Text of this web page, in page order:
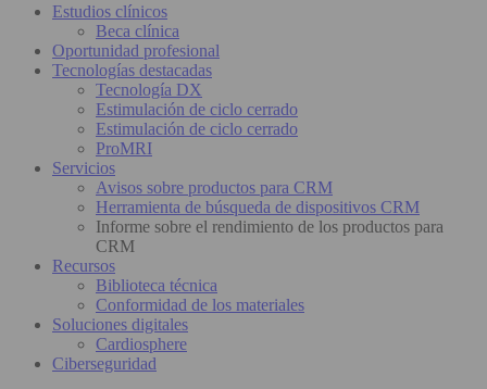
Estudios clínicos
Beca clínica
Oportunidad profesional
Tecnologías destacadas
Tecnología DX
Estimulación de ciclo cerrado
Estimulación de ciclo cerrado
ProMRI
Servicios
Avisos sobre productos para CRM
Herramienta de búsqueda de dispositivos CRM
Informe sobre el rendimiento de los productos para
CRM
Recursos
Biblioteca técnica
Conformidad de los materiales
Soluciones digitales
Cardiosphere
Ciberseguridad